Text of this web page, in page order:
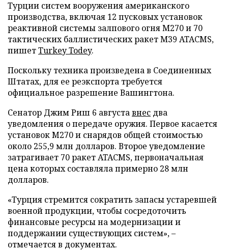
Турции систем вооружения американского
производства, включая 12 пусковых установок
реактивной системы залпового огня М270 и 70
тактических баллистических ракет М39 ATACMS,
пишетTurkey Todey.
Поскольку техника произведена в Соединенных
Штатах, для ее реэкспорта требуется
официальное разрешение Вашингтона.
Сенатор Джим Риш 6 августавнес два
уведомления о передаче оружия. Первое касается
установок M270 и снарядов общей стоимостью
около 255,9 млн долларов. Второе уведомление
затрагивает 70 ракет ATACMS, первоначальная
цена которых составляла примерно 28 млн
долларов.
«Турция стремится сократить запасы устаревшей
военной продукции, чтобы сосредоточить
финансовые ресурсы на модернизации и
поддержании существующих систем», –
отмечается в документах.